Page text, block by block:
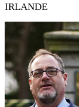
IRLANDE